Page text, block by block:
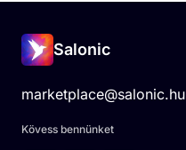
Salonic
marketplace@salonic.hu
Kövess bennünket